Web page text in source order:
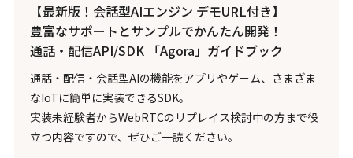
【最新版！会話型AIエンジン デモURL付き】
豊富なサポートとサンプルでかんたん開発！
通話・配信API/SDK 「Agora」ガイドブック
通話・配信・会話型AIの機能をアプリやゲーム、さまざま
なIoTに簡単に実装できるSDK。
実装未経験者からWebRTCのリプレイス検討中の方まで役
立つ内容ですので、ぜひご一読ください。